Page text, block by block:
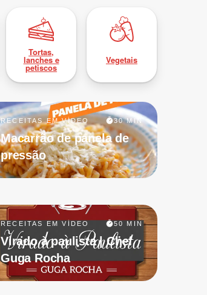
Tortas,
lanches e
petiscos
Vegetais
RECEITAS EM VÍDEO 30 MIN
Macarrão de panela de
pressão
RECEITAS EM VÍDEO 50 MIN
Virado à paulista | Chef
Guga Rocha